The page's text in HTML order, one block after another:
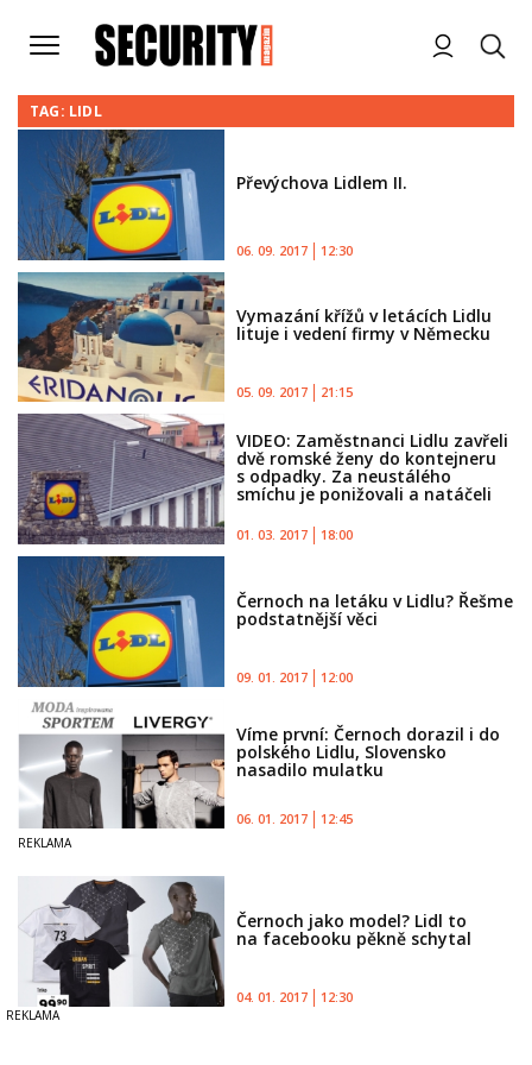
TAG: LIDL
Převýchova Lidlem II.
06. 09. 2017 12:30
Vymazání křížů v letácích Lidlu
lituje i vedení firmy v Německu
05. 09. 2017 21:15
VIDEO: Zaměstnanci Lidlu zavřeli
dvě romské ženy do kontejneru
s odpadky. Za neustálého
smíchu je ponižovali a natáčeli
01. 03. 2017 18:00
Černoch na letáku v Lidlu? Řešme
podstatnější věci
09. 01. 2017 12:00
Víme první: Černoch dorazil i do
polského Lidlu, Slovensko
nasadilo mulatku
06. 01. 2017 12:45
Černoch jako model? Lidl to
na facebooku pěkně schytal
04. 01. 2017 12:30